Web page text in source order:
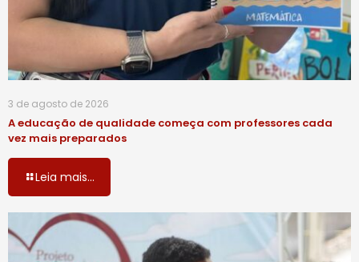
3 de agosto de 2026
A educação de qualidade começa com professores cada
vez mais preparados
Leia mais...